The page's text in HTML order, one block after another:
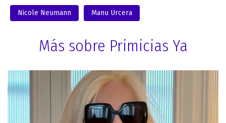
Nicole Neumann Manu Urcera
Más sobre Primicias Ya